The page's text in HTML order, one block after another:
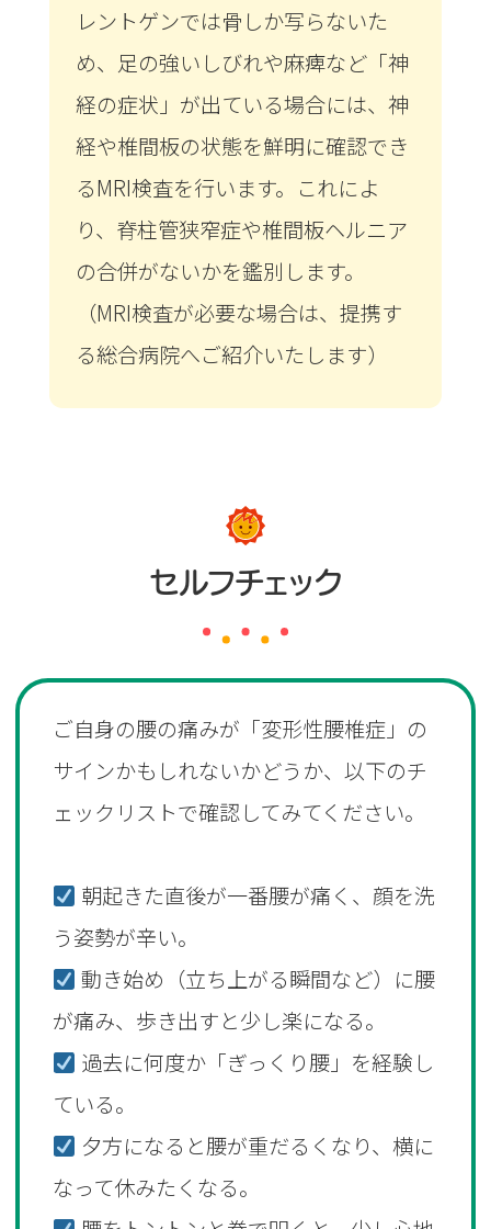
レントゲンでは骨しか写らないた
め、足の強いしびれや麻痺など「神
経の症状」が出ている場合には、神
経や椎間板の状態を鮮明に確認でき
るMRI検査を行います。これによ
り、脊柱管狭窄症や椎間板ヘルニア
の合併がないかを鑑別します。
（MRI検査が必要な場合は、提携す
る総合病院へご紹介いたします）
セルフチェック
ご自身の腰の痛みが「変形性腰椎症」の
サインかもしれないかどうか、以下のチ
ェックリストで確認してみてください。
朝起きた直後が一番腰が痛く、顔を洗
う姿勢が辛い。
動き始め（立ち上がる瞬間など）に腰
が痛み、歩き出すと少し楽になる。
過去に何度か「ぎっくり腰」を経験し
ている。
夕方になると腰が重だるくなり、横に
なって休みたくなる。